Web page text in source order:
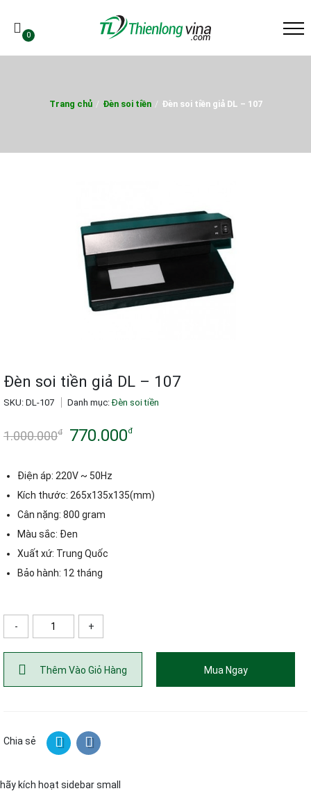
0
Trang chủ / Đèn soi tiền / Đèn soi tiền giả DL – 107
Đèn soi tiền giả DL – 107
SKU: DL-107 Danh mục:Đèn soi tiền
1.000.000đ
Giá
gốc
là:
1.000.000đ.
770.000đ
Giá
hiện
tại
là:
770.000đ.
Điện áp: 220V ~ 50Hz
Kích thước: 265x135x135(mm)
Cân nặng: 800 gram
Màu sắc: Đen
Xuất xứ: Trung Quốc
Bảo hành: 12 tháng
- +
Thêm Vào Giỏ Hàng Mua Ngay
Chia sẻ
hãy kích hoạt sidebar small